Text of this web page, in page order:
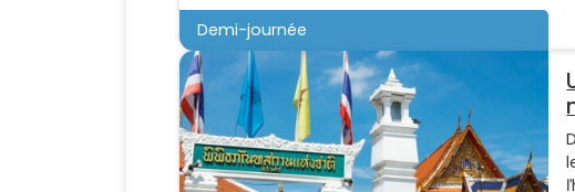
Demi-journée